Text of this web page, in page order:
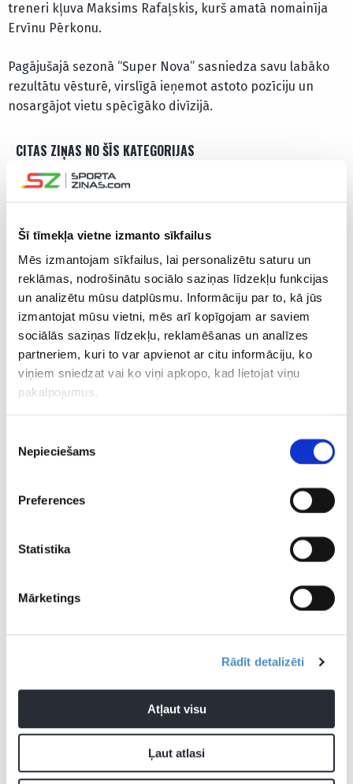
Šī tīmekļa vietne izmanto sīkfailus
Mēs izmantojam sīkfailus, lai personalizētu saturu un
reklāmas, nodrošinātu sociālo saziņas līdzekļu funkcijas
un analizētu mūsu datplūsmu. Informāciju par to, kā jūs
izmantojat mūsu vietni, mēs arī kopīgojam ar saviem
sociālās saziņas līdzekļu, reklamēšanas un analīzes
partneriem, kuri to var apvienot ar citu informāciju, ko
viņiem sniedzat vai ko viņi apkopo, kad lietojat viņu
pakalpojumus.
izvēle
Nepieciešams
Preferences
Statistika
Mārketings
Rādīt detalizēti
Atļaut visu
Ļaut atlasi
treneri kļuva Maksims Rafaļskis, kurš amatā nomainīja
Ervīnu Pērkonu.
Pagājušajā sezonā “Super Nova” sasniedza savu labāko
rezultātu vēsturē, virslīgā ieņemot astoto pozīciju un
nosargājot vietu spēcīgāko divīzijā.
CITAS ZIŅAS NO ŠĪS KATEGORIJAS
“Riga” futbolistes
zaudē Lietuvas
komandai un noslēdz
dalību Eirokausos
Kroļļa pārstāvētajai
“Slovan” uzvara
Čehijas futbola
virslīgas mačā
ir klāt –